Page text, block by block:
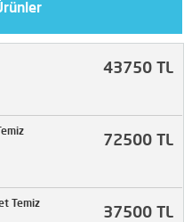
43750 TL
72500 TL
Temiz
37500 TL